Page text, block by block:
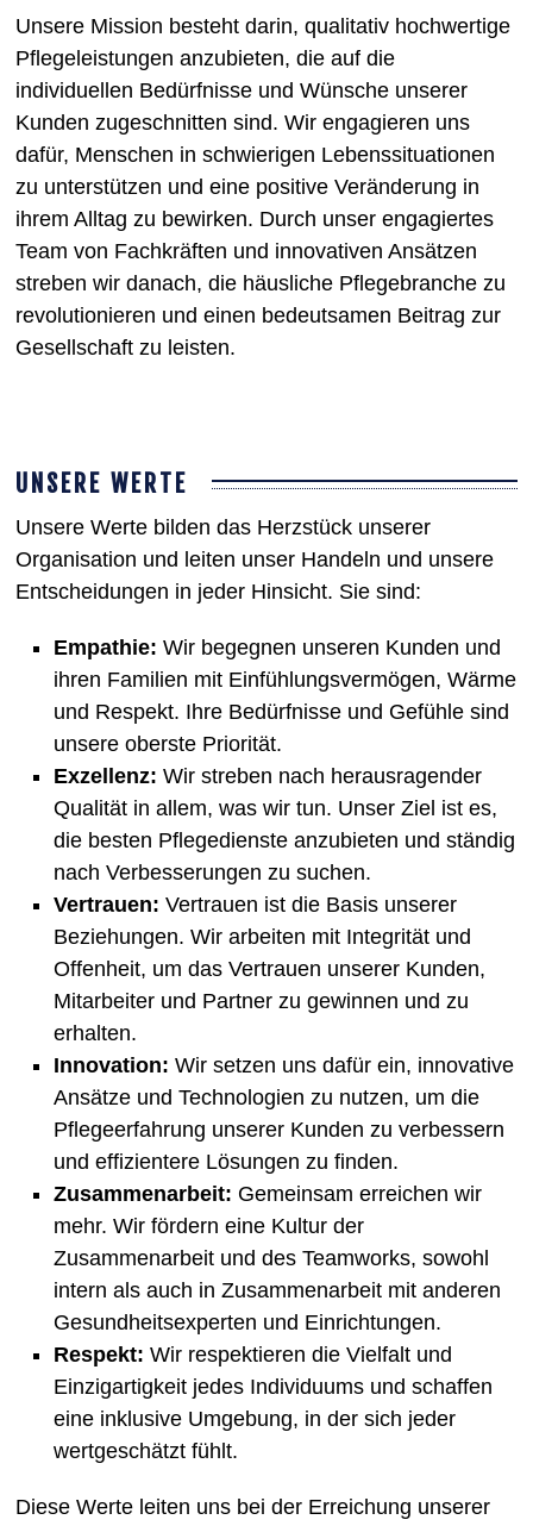
Unsere Mission besteht darin, qualitativ hochwertige
Pflegeleistungen anzubieten, die auf die
individuellen Bedürfnisse und Wünsche unserer
Kunden zugeschnitten sind. Wir engagieren uns
dafür, Menschen in schwierigen Lebenssituationen
zu unterstützen und eine positive Veränderung in
ihrem Alltag zu bewirken. Durch unser engagiertes
Team von Fachkräften und innovativen Ansätzen
streben wir danach, die häusliche Pflegebranche zu
revolutionieren und einen bedeutsamen Beitrag zur
Gesellschaft zu leisten.
UNSERE WERTE
Unsere Werte bilden das Herzstück unserer
Organisation und leiten unser Handeln und unsere
Entscheidungen in jeder Hinsicht. Sie sind:
Empathie: Wir begegnen unseren Kunden und
ihren Familien mit Einfühlungsvermögen, Wärme
und Respekt. Ihre Bedürfnisse und Gefühle sind
unsere oberste Priorität.
Exzellenz: Wir streben nach herausragender
Qualität in allem, was wir tun. Unser Ziel ist es,
die besten Pflegedienste anzubieten und ständig
nach Verbesserungen zu suchen.
Vertrauen: Vertrauen ist die Basis unserer
Beziehungen. Wir arbeiten mit Integrität und
Offenheit, um das Vertrauen unserer Kunden,
Mitarbeiter und Partner zu gewinnen und zu
erhalten.
Innovation: Wir setzen uns dafür ein, innovative
Ansätze und Technologien zu nutzen, um die
Pflegeerfahrung unserer Kunden zu verbessern
und effizientere Lösungen zu finden.
Zusammenarbeit: Gemeinsam erreichen wir
mehr. Wir fördern eine Kultur der
Zusammenarbeit und des Teamworks, sowohl
intern als auch in Zusammenarbeit mit anderen
Gesundheitsexperten und Einrichtungen.
Respekt: Wir respektieren die Vielfalt und
Einzigartigkeit jedes Individuums und schaffen
eine inklusive Umgebung, in der sich jeder
wertgeschätzt fühlt.
Diese Werte leiten uns bei der Erreichung unserer